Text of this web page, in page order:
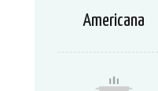
Americana